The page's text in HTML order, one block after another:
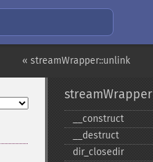
« streamWrapper::unlink
streamWrapper
_​_​construct
_​_​destruct
dir_​closedir